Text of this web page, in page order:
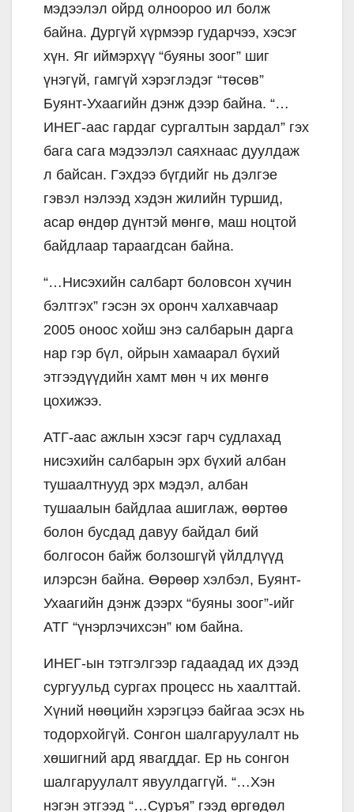
мэдээлэл ойрд олноороо ил болж
байна. Дургүй хүрмээр гударчээ, хэсэг
хүн. Яг иймэрхүү “буяны зоог” шиг
үнэгүй, гамгүй хэрэглэдэг “төсөв”
Буянт-Ухаагийн дэнж дээр байна. “…
ИНЕГ-аас гардаг сургалтын зардал” гэх
бага сага мэдээлэл саяхнаас дуулдаж
л байсан. Гэхдээ бүгдийг нь дэлгэе
гэвэл нэлээд хэдэн жилийн туршид,
асар өндөр дүнтэй мөнгө, маш ноцтой
байдлаар тараагдсан байна.
“…Нисэхийн салбарт боловсон хүчин
бэлтгэх” гэсэн эх оронч халхавчаар
2005 оноос хойш энэ салбарын дарга
нар гэр бүл, ойрын хамаарал бүхий
этгээдүүдийн хамт мөн ч их мөнгө
цохижээ.
АТГ-аас ажлын хэсэг гарч судлахад
нисэхийн салбарын эрх бүхий албан
тушаалтнууд эрх мэдэл, албан
тушаалын байдлаа ашиглаж, өөртөө
болон бусдад давуу байдал бий
болгосон байж болзошгүй үйлдлүүд
илэрсэн байна. Өөрөөр хэлбэл, Буянт-
Ухаагийн дэнж дээрх “буяны зоог”-ийг
АТГ “үнэрлэчихсэн” юм байна.
ИНЕГ-ын тэтгэлгээр гадаадад их дээд
сургуульд сургах процесс нь хаалттай.
Хүний нөөцийн хэрэгцээ байгаа эсэх нь
тодорхойгүй. Сонгон шалгаруулалт нь
хөшигний ард явагддаг. Ер нь сонгон
шалгаруулалт явуулдаггүй. “…Хэн
нэгэн этгээд “…Суръя” гээд өргөдөл